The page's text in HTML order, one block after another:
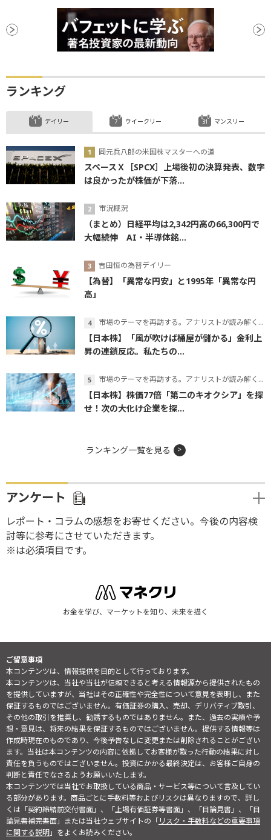
ランキング
デイリー
岡元兵八郎の米国株マスターへの道
スペースＸ［SPCX］上場後初の決算発表、数字
は良かったが株価が下落...
市況概況
（まとめ）日経平均は2,342円高の66,300円で
大幅続伸 AI・半導体銘...
吉田恒の為替デイリー
【為替】「異常な円安」と1995年「異常な円
高」
市場のテーマを再訪する。アナリストが読み解くテーマの本質
【日本株】「風が吹けば桶屋が儲かる」金利上
昇の連鎖反応。私たちの...
市場のテーマを再訪する。アナリストが読み解くテーマの本質
【日本株】株価77倍「第二のキオクシア」を探
せ！次の大化け企業を探...
ウイークリー マンスリー
ランキング一覧を見る
アンケート
レポート・コラムの感想をお寄せください。今後の内容検
討等に参考にさせていただきます。
※は必須項目です。
お金を学び、マーケットを知り、未来を描く
ご留意事項
本コンテンツは、情報提供を目的として行っております。
本コンテンツは、当社や当社が信頼できると考える情報源から提供されたもの
を提供していますが、当社はその正確性や完全性について意見を表明し、また
保証するものではございません。有価証券の購入、売却、デリバティブ取引、
その他の取引を推奨し、勧誘するものではありません。また、過去の実績や予
想・意見は、将来の結果を保証するものではございません。提供する情報等は
作成時現在のものであり、今後予告なしに変更または削除されることがござい
ます。当社は本コンテンツの内容に依拠してお客様が取った行動の結果に対し
責任を負うものではございません。投資にかかる最終決定は、お客様ご自身の
判断と責任でなさるようお願いいたします。
本コンテンツでは当社でお取扱している商品・サービス等について言及してい
る部分があります。商品ごとに手数料等およびリスクは異なりますので、詳し
くは「契約締結前交付書面」、「上場有価証券等書面」、「目論見書」、「目
論見書補完書面」または当社ウェブサイトの「リスク・手数料などの重要事項
に関する説明」をよくお読みください。